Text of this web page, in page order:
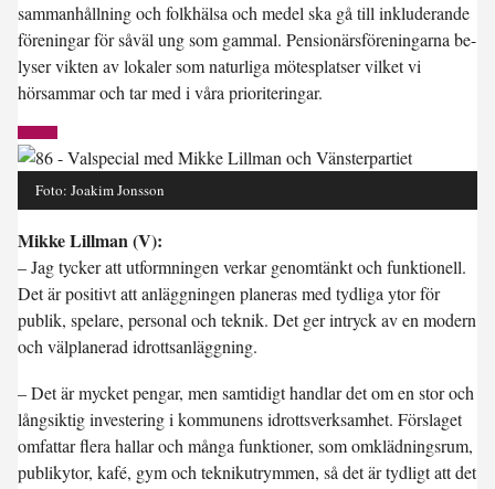
sammanhållning och folkhälsa och medel ska gå till inkluderande
föreningar för såväl ung som gammal. Pensionärsföreningarna be-
lyser vikten av lokaler som naturliga mötesplatser vilket vi
hörsammar och tar med i våra prioriteringar.
Foto: Joakim Jonsson
Mikke Lillman (V):
– Jag tycker att utformningen verkar genomtänkt och funktionell.
Det är positivt att anläggningen planeras med tydliga ytor för
publik, spelare, personal och teknik. Det ger intryck av en modern
och välplanerad idrottsanläggning.
– Det är mycket pengar, men samtidigt handlar det om en stor och
långsiktig investering i kommunens idrottsverksamhet. Förslaget
omfattar flera hallar och många funktioner, som omklädningsrum,
publikytor, kafé, gym och teknikutrymmen, så det är tydligt att det